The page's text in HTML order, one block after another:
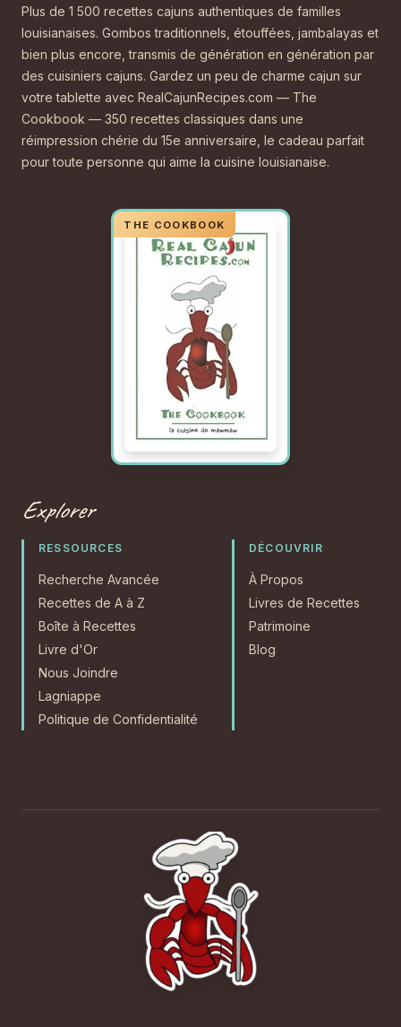
Plus de 1 500 recettes cajuns authentiques de familles
louisianaises. Gombos traditionnels, étouffées, jambalayas et
bien plus encore, transmis de génération en génération par
des cuisiniers cajuns. Gardez un peu de charme cajun sur
votre tablette avec RealCajunRecipes.com — The
Cookbook — 350 recettes classiques dans une
réimpression chérie du 15e anniversaire, le cadeau parfait
pour toute personne qui aime la cuisine louisianaise.
Explorer
RESSOURCES
Recherche Avancée
Recettes de A à Z
Boîte à Recettes
Livre d'Or
Nous Joindre
Lagniappe
Politique de Confidentialité
DÉCOUVRIR
À Propos
Livres de Recettes
Patrimoine
Blog